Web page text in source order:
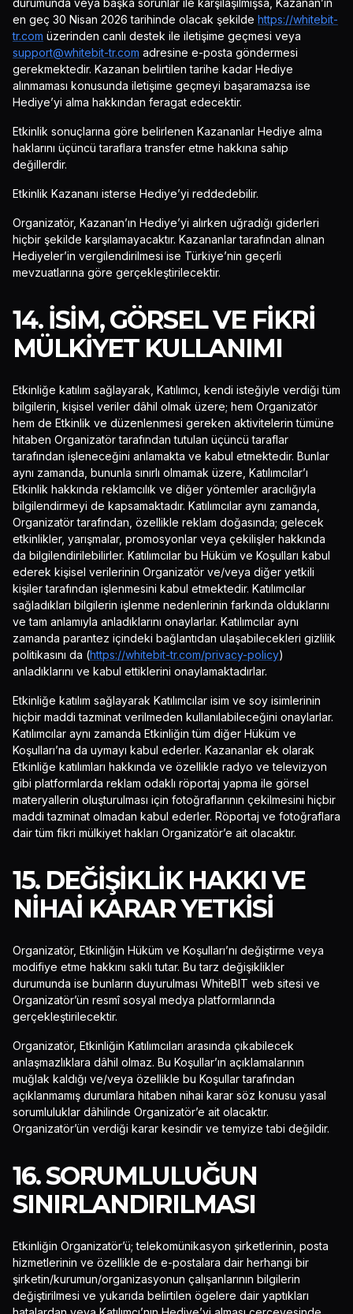
durumunda veya başka sorunlar ile karşılaşılmışsa, Kazanan’ın
en geç 30 Nisan 2026 tarihinde olacak şekilde https://whitebit-
tr.com üzerinden canlı destek ile iletişime geçmesi veya
support@whitebit-tr.com adresine e-posta göndermesi
gerekmektedir. Kazanan belirtilen tarihe kadar Hediye
alınmaması konusunda iletişime geçmeyi başaramazsa ise
Hediye’yi alma hakkından feragat edecektir.
Etkinlik sonuçlarına göre belirlenen Kazananlar Hediye alma
haklarını üçüncü taraflara transfer etme hakkına sahip
değillerdir.
Etkinlik Kazananı isterse Hediye’yi reddedebilir.
Organizatör, Kazanan’ın Hediye’yi alırken uğradığı giderleri
hiçbir şekilde karşılamayacaktır. Kazananlar tarafından alınan
Hediyeler’in vergilendirilmesi ise Türkiye’nin geçerli
mevzuatlarına göre gerçekleştirilecektir.
14. İSIM, GÖRSEL VE FIKRI
MÜLKIYET KULLANIMI
Etkinliğe katılım sağlayarak, Katılımcı, kendi isteğiyle verdiği tüm
bilgilerin, kişisel veriler dâhil olmak üzere; hem Organizatör
hem de Etkinlik ve düzenlenmesi gereken aktivitelerin tümüne
hitaben Organizatör tarafından tutulan üçüncü taraflar
tarafından işleneceğini anlamakta ve kabul etmektedir. Bunlar
aynı zamanda, bununla sınırlı olmamak üzere, Katılımcılar’ı
Etkinlik hakkında reklamcılık ve diğer yöntemler aracılığıyla
bilgilendirmeyi de kapsamaktadır. Katılımcılar aynı zamanda,
Organizatör tarafından, özellikle reklam doğasında; gelecek
etkinlikler, yarışmalar, promosyonlar veya çekilişler hakkında
da bilgilendirilebilirler. Katılımcılar bu Hüküm ve Koşulları kabul
ederek kişisel verilerinin Organizatör ve/veya diğer yetkili
kişiler tarafından işlenmesini kabul etmektedir. Katılımcılar
sağladıkları bilgilerin işlenme nedenlerinin farkında olduklarını
ve tam anlamıyla anladıklarını onaylarlar. Katılımcılar aynı
zamanda parantez içindeki bağlantıdan ulaşabilecekleri gizlilik
politikasını da (https://whitebit-tr.com/privacy-policy)
anladıklarını ve kabul ettiklerini onaylamaktadırlar.
Etkinliğe katılım sağlayarak Katılımcılar isim ve soy isimlerinin
hiçbir maddi tazminat verilmeden kullanılabileceğini onaylarlar.
Katılımcılar aynı zamanda Etkinliğin tüm diğer Hüküm ve
Koşulları’na da uymayı kabul ederler. Kazananlar ek olarak
Etkinliğe katılımları hakkında ve özellikle radyo ve televizyon
gibi platformlarda reklam odaklı röportaj yapma ile görsel
materyallerin oluşturulması için fotoğraflarının çekilmesini hiçbir
maddi tazminat olmadan kabul ederler. Röportaj ve fotoğraflara
dair tüm fikri mülkiyet hakları Organizatör’e ait olacaktır.
15. DEĞIŞIKLIK HAKKI VE
NIHAI KARAR YETKISI
Organizatör, Etkinliğin Hüküm ve Koşulları’nı değiştirme veya
modifiye etme hakkını saklı tutar. Bu tarz değişiklikler
durumunda ise bunların duyurulması WhiteBIT web sitesi ve
Organizatör’ün resmî sosyal medya platformlarında
gerçekleştirilecektir.
Organizatör, Etkinliğin Katılımcıları arasında çıkabilecek
anlaşmazlıklara dâhil olmaz. Bu Koşullar’ın açıklamalarının
muğlak kaldığı ve/veya özellikle bu Koşullar tarafından
açıklanmamış durumlara hitaben nihai karar söz konusu yasal
sorumluluklar dâhilinde Organizatör’e ait olacaktır.
Organizatör’ün verdiği karar kesindir ve temyize tabi değildir.
16. SORUMLULUĞUN
SINIRLANDIRILMASI
Etkinliğin Organizatör’ü; telekomünikasyon şirketlerinin, posta
hizmetlerinin ve özellikle de e-postalara dair herhangi bir
şirketin/kurumun/organizasyonun çalışanlarının bilgilerin
değiştirilmesi ve yukarıda belirtilen ögelere dair yaptıkları